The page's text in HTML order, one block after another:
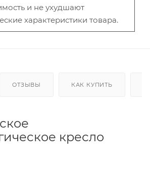
и не ухудшают
характеристики товара.
ОТЗЫВЫ КАК КУПИТЬ
кресло